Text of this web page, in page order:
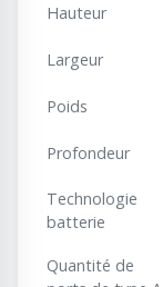
Hauteur
Largeur
Poids
Profondeur
Technologie
batterie
Quantité de